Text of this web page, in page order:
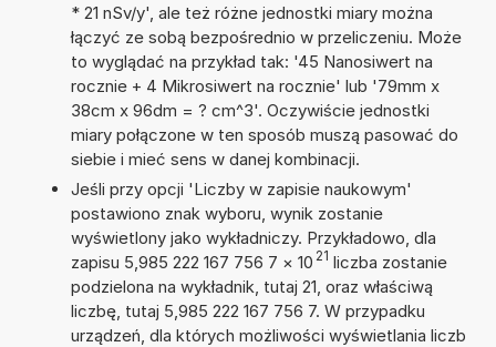
* 21 nSv/y', ale też różne jednostki miary można
łączyć ze sobą bezpośrednio w przeliczeniu. Może
to wyglądać na przykład tak: '45 Nanosiwert na
rocznie + 4 Mikrosiwert na rocznie' lub '79mm x
38cm x 96dm = ? cm^3'. Oczywiście jednostki
miary połączone w ten sposób muszą pasować do
siebie i mieć sens w danej kombinacji.
Jeśli przy opcji 'Liczby w zapisie naukowym'
postawiono znak wyboru, wynik zostanie
wyświetlony jako wykładniczy. Przykładowo, dla
zapisu 5,985 222 167 756 7 × 10 21 liczba zostanie
podzielona na wykładnik, tutaj 21, oraz właściwą
liczbę, tutaj 5,985 222 167 756 7. W przypadku
urządzeń, dla których możliwości wyświetlania liczb